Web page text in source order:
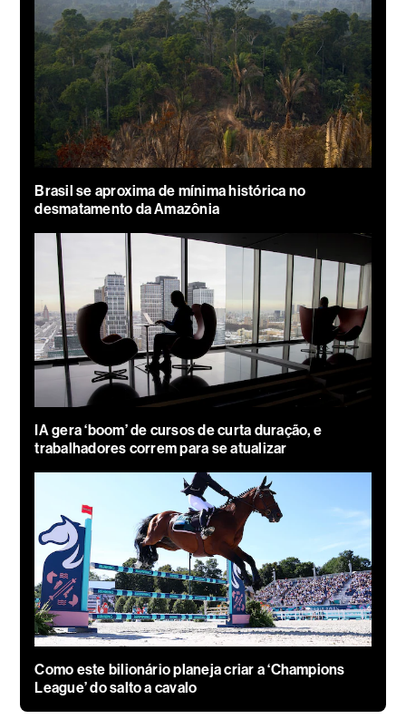
Brasil se aproxima de mínima histórica no
desmatamento da Amazônia
IA gera ‘boom’ de cursos de curta duração, e
trabalhadores correm para se atualizar
Como este bilionário planeja criar a ‘Champions
League’ do salto a cavalo